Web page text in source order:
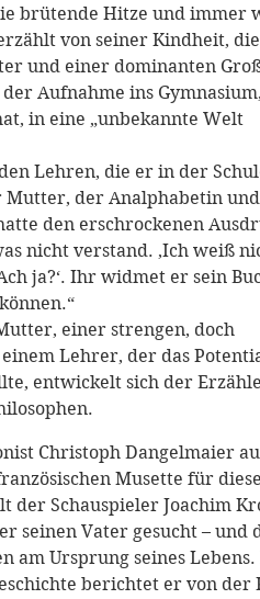
brütende Hitze und immer
von seiner Kindheit,
und einer dominanten
Aufnahme ins
in eine „unbekannte Welt
Lehren, die er in der
Mutter, der Analphabetin
den erschrockenen
nicht verstand. ‚Ich weiß
ja?‘. Ihr widmet er sein
einer strengen, doch
Lehrer, der das
entwickelt sich der
Christoph Dangelmaier
Musette für
der Schauspieler Joachim
seinen Vater gesucht – und
am Ursprung seines
berichtet er von der